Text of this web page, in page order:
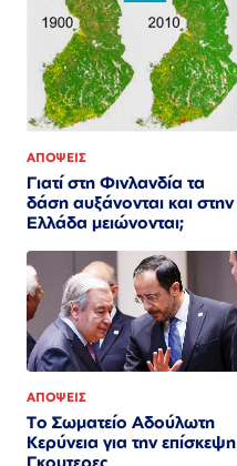
ΑΠΟΨΕΙΣ
Γιατί στη Φινλανδία τα
δάση αυξάνονται και στην
Ελλάδα μειώνονται;
ΑΠΟΨΕΙΣ
Το Σωματείο Αδούλωτη
Κερύνεια για την επίσκεψη